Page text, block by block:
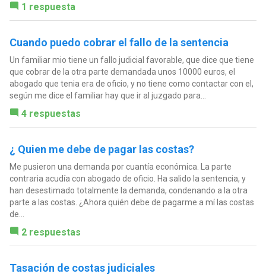
1 respuesta
Cuando puedo cobrar el fallo de la sentencia
Un familiar mio tiene un fallo judicial favorable, que dice que tiene
que cobrar de la otra parte demandada unos 10000 euros, el
abogado que tenia era de oficio, y no tiene como contactar con el,
según me dice el familiar hay que ir al juzgado para...
4 respuestas
¿ Quien me debe de pagar las costas?
Me pusieron una demanda por cuantía económica. La parte
contraria acudía con abogado de oficio. Ha salido la sentencia, y
han desestimado totalmente la demanda, condenando a la otra
parte a las costas. ¿Ahora quién debe de pagarme a mí las costas
de...
2 respuestas
Tasación de costas judiciales